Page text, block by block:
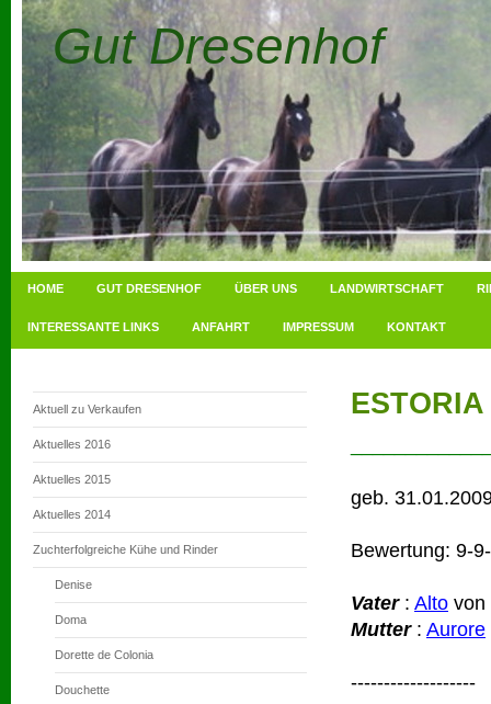
Gut Dresenhof
HOME GUT DRESENHOF ÜBER UNS LANDWIRTSCHAFT
INTERESSANTE LINKS ANFAHRT IMPRESSUM KONTAKT
Aktuell zu Verkaufen
Aktuelles 2016
Aktuelles 2015
Aktuelles 2014
Zuchterfolgreiche Kühe und Rinder
Denise
Doma
Dorette de Colonia
Douchette
geb.
Bewertung: 9-
Vater: Alto von
Mutter: Aurore
-------------------